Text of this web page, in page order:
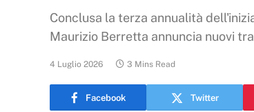
Conclusa la terza annualità
Maurizio Berretta annuncia nuovi
4 Luglio 2026 3 Mins Read
Facebook Twitter